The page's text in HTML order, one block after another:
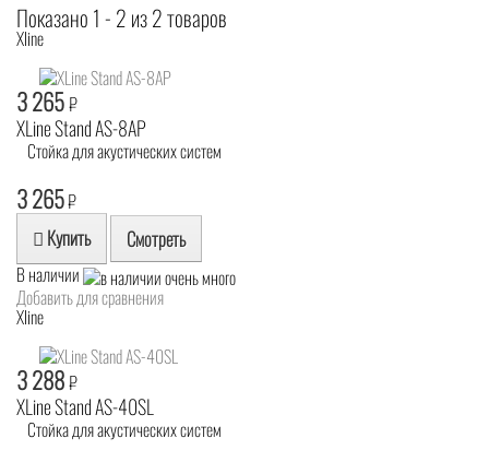
Показано 1 - 2 из 2 товаров
Xline
3 265₽
XLine Stand AS-8AP
Стойка для акустических систем
3 265₽
Купить Смотреть
В наличии
Добавить для сравнения
Xline
3 288₽
XLine Stand AS-40SL
Стойка для акустических систем